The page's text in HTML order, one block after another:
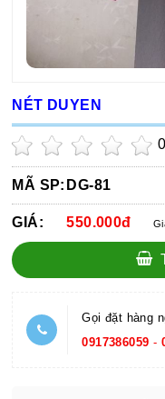
NÉT DUYEN
MÃ SP: DG-81
GIÁ: 550.000đ
Gọi đặt hàng
0917386059 -